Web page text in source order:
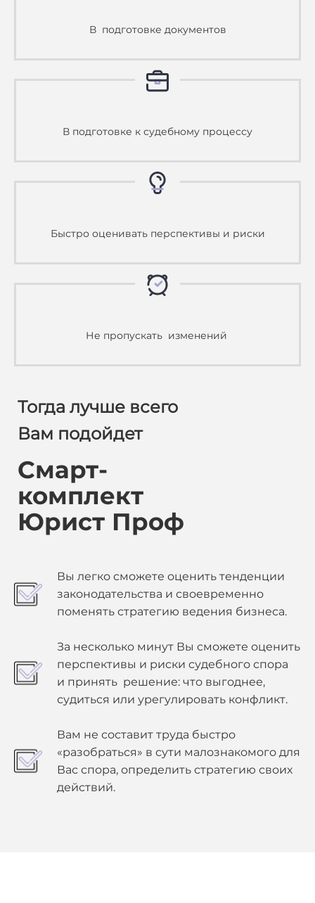
В подготовке документов
В подготовке к судебному процессу
Быстро оценивать перспективы и риски
Не пропускать изменений
Тогда лучше всего
Вам подойдет
Смарт-
комплект
Юрист Проф
Вы легко сможете оценить тенденции
законодательства и своевременно
поменять стратегию ведения бизнеса.
За несколько минут Вы сможете оценить
перспективы и риски судебного спора
и принять решение: что выгоднее,
судиться или урегулировать конфликт.
Вам не составит труда быстро
«разобраться» в сути малознакомого для
Вас спора, определить стратегию своих
действий.